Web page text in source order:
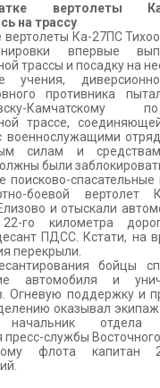
вертолеты
на трассу
вертолеты Ка-27ПС
впервые
трассы и посадку на
учения, диверсионно-
противника
Камчатскому
трассе,
военнослужащими
силам и
были
поисково-
боевой вертолет
и отыскали
го километра
ПДСС. Кстати, на
перекрыли.
бойцы
автомобиля и
Огневую поддержку и
оказывал
начальник отдела
пресс-службы
флота капитан